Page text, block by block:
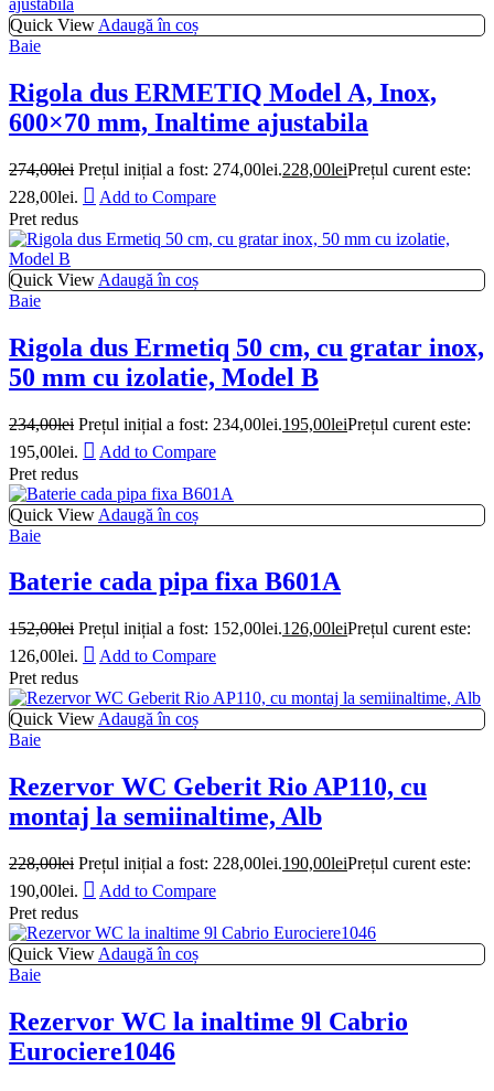
Quick View Adaugă în coș
Baie
Rigola dus ERMETIQ Model A, Inox,
600×70 mm, Inaltime ajustabila
274,00lei Prețul inițial a fost: 274,00lei.228,00leiPrețul curent este:
228,00lei.
Add to Compare
Pret redus
Quick View Adaugă în coș
Baie
Rigola dus Ermetiq 50 cm, cu gratar inox,
50 mm cu izolatie, Model B
234,00lei Prețul inițial a fost: 234,00lei.195,00leiPrețul curent este:
195,00lei.
Add to Compare
Pret redus
Quick View Adaugă în coș
Baie
Baterie cada pipa fixa B601A
152,00lei Prețul inițial a fost: 152,00lei.126,00leiPrețul curent este:
126,00lei.
Add to Compare
Pret redus
Quick View Adaugă în coș
Baie
Rezervor WC Geberit Rio AP110, cu
montaj la semiinaltime, Alb
228,00lei Prețul inițial a fost: 228,00lei.190,00leiPrețul curent este:
190,00lei.
Add to Compare
Pret redus
Quick View Adaugă în coș
Baie
Rezervor WC la inaltime 9l Cabrio
Eurociere1046